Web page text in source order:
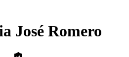
José Romero